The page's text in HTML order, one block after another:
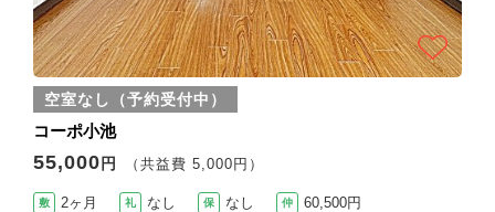
空室なし（予約受付中）
コーポ小池
55,000 円 （共益費 5,000円）
敷 2ヶ月 礼 なし 保 なし 仲 60,500円